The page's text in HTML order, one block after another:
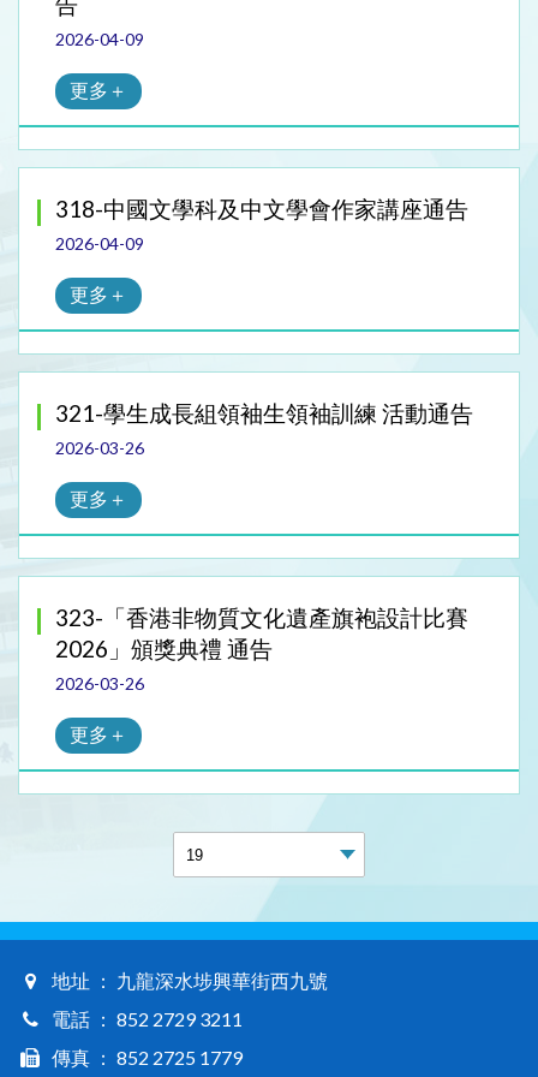
2026-04-09
更多＋
318-中國文學科及中文學會作家講座通告
2026-04-09
更多＋
321-學生成長組領袖生領袖訓練 活動通告
2026-03-26
更多＋
323-「香港非物質文化遺產旗袍設計比賽
2026」頒獎典禮 通告
2026-03-26
更多＋
地址 ： 九龍深水埗興華街西九號
電話 ： 852 2729 3211
傳真 ： 852 2725 1779